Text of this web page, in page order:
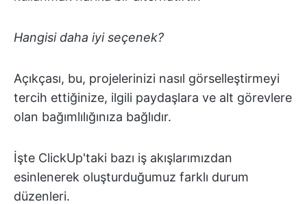
Hangisi daha iyi seçenek?
Açıkçası, bu, projelerinizi nasıl görselleştirmeyi
tercih ettiğinize, ilgili paydaşlara ve alt görevlere
olan bağımlılığınıza bağlıdır.
İşte ClickUp'taki bazı iş akışlarımızdan
esinlenerek oluşturduğumuz farklı durum
düzenleri.